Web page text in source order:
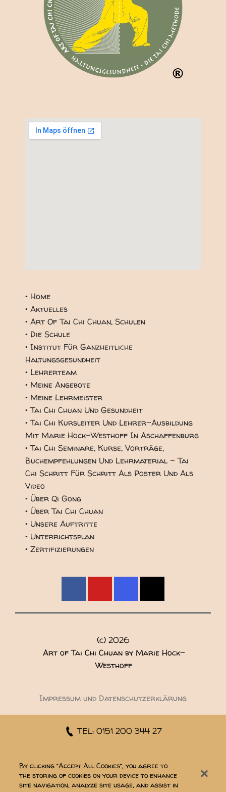
• Home
• Aktuelles
• Art Of Tai Chi Chuan, Schulen
• Die Schule
• Institut Für Ganzheitliche
Haltungsgesundheit
• Lehrerteam
• Meine Angebote
• Meine Lehrmeister
• Tai Chi Chuan Und Gesundheit
• Tai Chi Kursleiter Und Lehrer-Ausbildung
Mit Marie Hock-Westhoff In Aschaffenburg
• Tai Chi Seminare, Kurse, Vorträge,
Buchempfehlungen Und Lehrmaterial - Tai
Chi Schritt Für Schritt Als Poster Und Als
Video
• Über Qi Gong
• Über Tai Chi Chuan
• Unsere Auftritte
• Unterrichtsplan
• Zertifizierungen
(c) 2026
Art of Tai Chi Chuan by Marie Hock-
Westhoff
Impressum und Datenschutzerklärung
TEL: 0151 200 344 27
EMAIL
By clicking “Accept All Cookies”, you agree to
the storing of cookies on your device to enhance
site navigation, analyze site usage, and assist in